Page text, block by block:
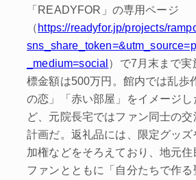
「READYFOR」の専用ページ
（https://readyfor.jp/projects/
_medium=social）で7月末まで実
標金額は500万円。館内では乱歩
の恋」「赤い部屋」をイメージし
ど、元院長宅ではファン同士の交
計画だ。返礼品には、限定グッズ
加権などをそろえており、地元
ファンとともに「自分たちで作る